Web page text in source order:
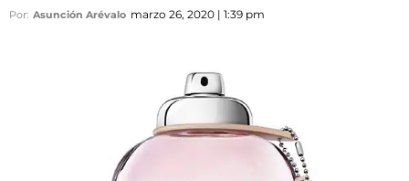
Por: Asunción Arévalo marzo 26, 2020 | 1:39 pm